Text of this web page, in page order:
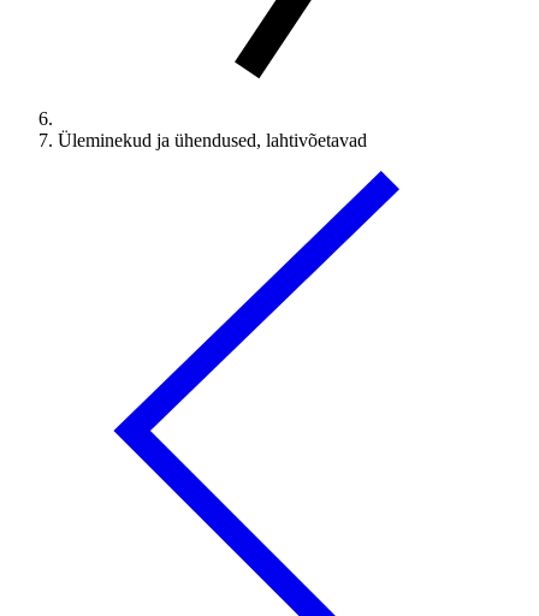
Üleminekud ja ühendused, lahtivõetavad